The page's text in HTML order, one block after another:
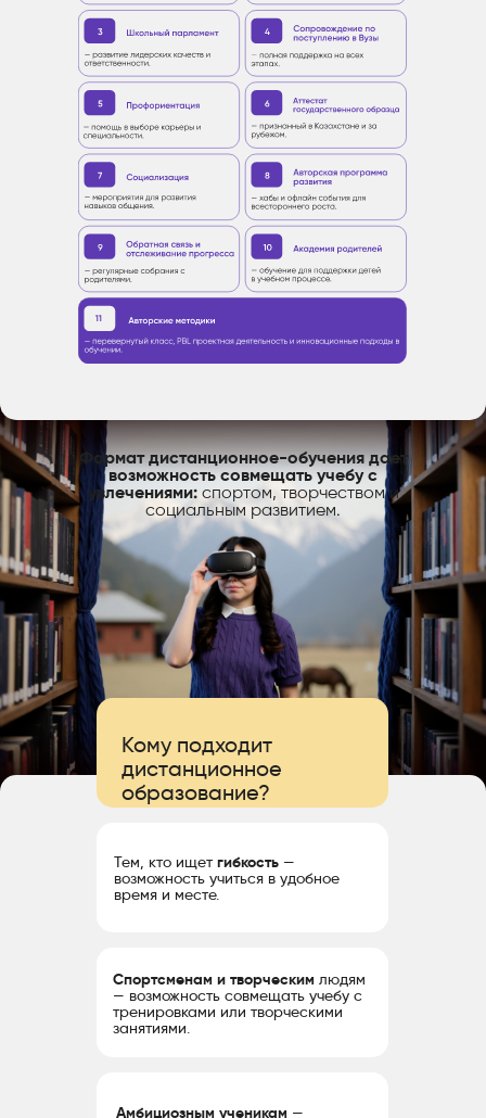
Формат дистанционное-обучения дает
возможность совмещать учебу с
увлечениями:спортом, творчеством и
социальным развитием.
Кому подходит
дистанционное
образование?
Тем, кто ищет гибкость —
возможность учиться в удобное
время и месте.
Амбициозным ученикам —
Спортсменам и творческим людям
— возможность совмещать учебу с
тренировками или творческими
занятиями.